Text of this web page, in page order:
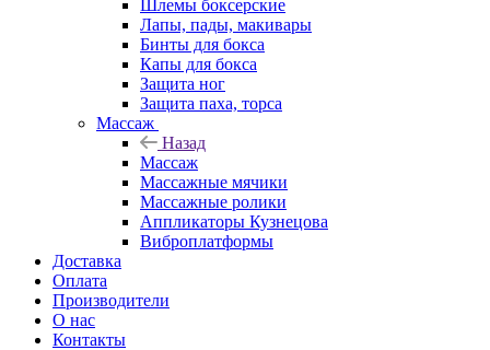
Шлемы боксерские
Лапы, пады, макивары
Бинты для бокса
Капы для бокса
Защита ног
Защита паха, торса
Массаж
Назад
Массаж
Массажные мячики
Массажные ролики
Аппликаторы Кузнецова
Виброплатформы
Доставка
Оплата
Производители
О нас
Контакты